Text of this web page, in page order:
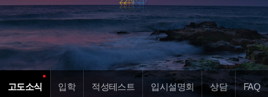
고도소식 입학 적성테스트 입시설명회 상담 FAQ